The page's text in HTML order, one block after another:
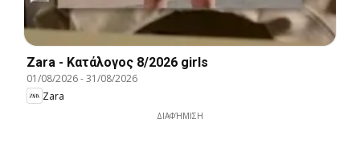
Zara - Kατάλογος 8/2026 girls
01/08/2026-31/08/2026
Zara
ΔΙΑΦΉΜΙΣΗ